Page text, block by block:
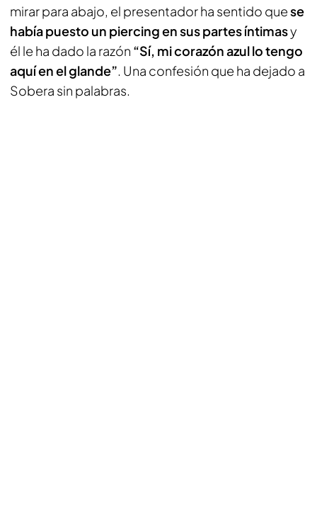
mirar para abajo, el presentador ha sentido quese
había puesto un piercing en sus partes íntimasy
él le ha dado la razón “Sí, mi corazón azul lo tengo
aquí en el glande”. Una confesión que ha dejado a
Sobera sin palabras.